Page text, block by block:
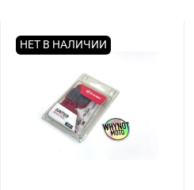
НЕТ В НАЛИЧИИ